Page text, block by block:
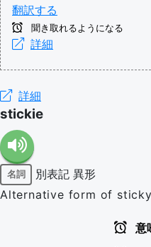
翻訳する
聞き取れるようになる
詳細
詳細
stickie
名詞 別表記 異形
Alternative form of sticky
意